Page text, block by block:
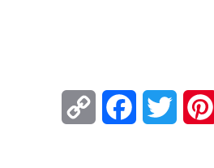
Copy FacebookTwitter